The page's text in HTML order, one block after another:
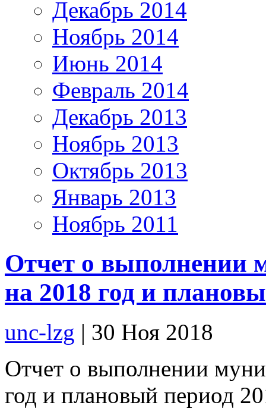
Декабрь 2014
Ноябрь 2014
Июнь 2014
Февраль 2014
Декабрь 2013
Ноябрь 2013
Октябрь 2013
Январь 2013
Ноябрь 2011
Отчет о выполнении
на 2018 год и
unc-lzg | 30 Ноя 2018
Отчет о выполнении
год и плановый период